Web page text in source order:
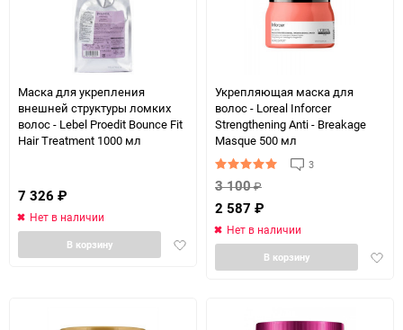
Маска для укрепления
внешней структуры ломких
волос - Lebel Proedit Bounce Fit
Hair Treatment 1000 мл
7 326 ₽
Нет в наличии
Добавить
В корзину
Укрепляющая маска для
волос - Loreal Inforcer
Strengthening Anti - Breakage
Masque 500 мл
3
3 100₽
2 587 ₽
Нет в наличии
В корзину